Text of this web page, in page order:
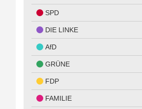
SPD
DIE LINKE
AfD
GRÜNE
FDP
FAMILIE